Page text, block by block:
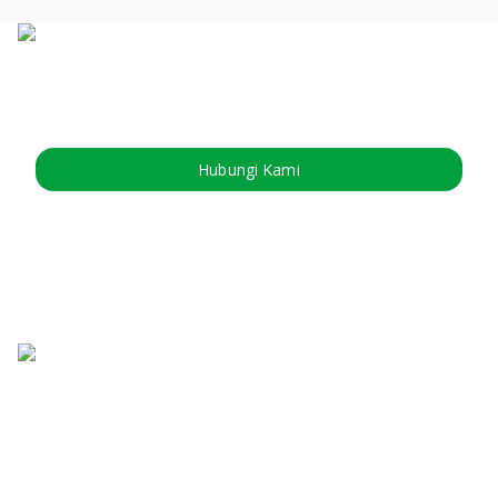
Hubungi Kami